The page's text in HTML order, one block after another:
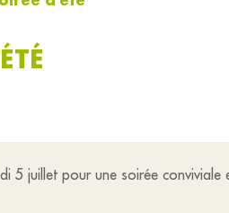
5 juillet pour une soirée